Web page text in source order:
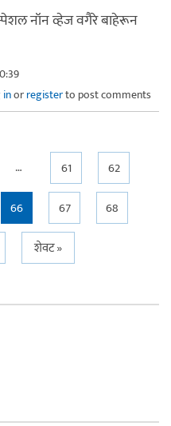
नॉन व्हेज वगैरे बाहेरून
inorregisterto post comments
… 61
62
66 67
68
शेवट »